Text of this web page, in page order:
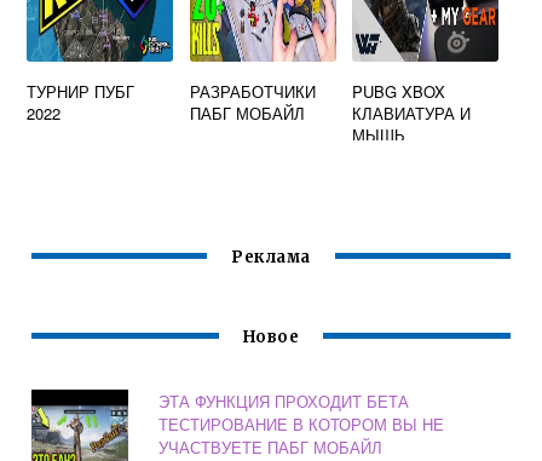
ТУРНИР ПУБГ
2022
РАЗРАБОТЧИКИ
ПАБГ МОБАЙЛ
PUBG XBOX
КЛАВИАТУРА И
МЫШЬ
Реклама
Новое
ЭТА ФУНКЦИЯ ПРОХОДИТ БЕТА
ТЕСТИРОВАНИЕ В КОТОРОМ ВЫ НЕ
УЧАСТВУЕТЕ ПАБГ МОБАЙЛ